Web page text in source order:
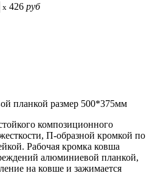
x 426 руб
планкой размер 500*375мм
композиционного
П-образной кромкой по
Рабочая кромка ковша
алюминиевой планкой,
на ковше и зажимается